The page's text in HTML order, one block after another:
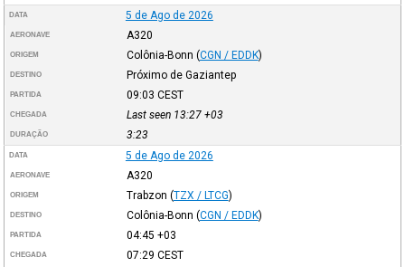
DATA 5 de Ago de 2026
AERONAVE A320
ORIGEM Colônia-Bonn (CGN / EDDK)
DESTINO Próximo de Gaziantep
PARTIDA 09:03 CEST
CHEGADA Last seen 13:27 +03
DURAÇÃO 3:23
DATA 5 de Ago de 2026
AERONAVE A320
ORIGEM Trabzon (TZX / LTCG)
DESTINO Colônia-Bonn (CGN / EDDK)
PARTIDA 04:45 +03
CHEGADA 07:29 CEST